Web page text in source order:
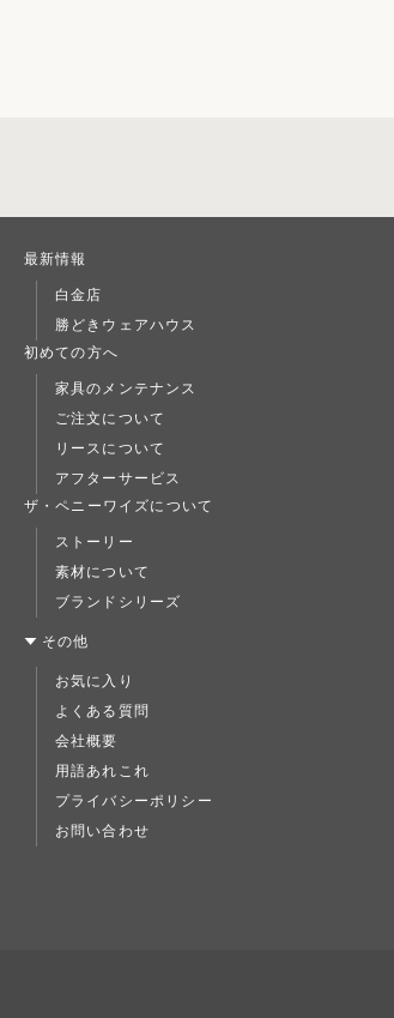
最新情報
白金店
勝どきウェアハウス
初めての方へ
家具のメンテナンス
ご注文について
リースについて
アフターサービス
ザ・ペニーワイズについて
ストーリー
素材について
ブランドシリーズ
その他
お気に入り
よくある質問
会社概要
用語あれこれ
プライバシーポリシー
お問い合わせ